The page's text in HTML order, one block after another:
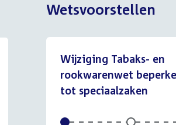
Wetsvoorstellen
Wijziging Tabaks- en
rookwarenwet
tot speciaalzaken